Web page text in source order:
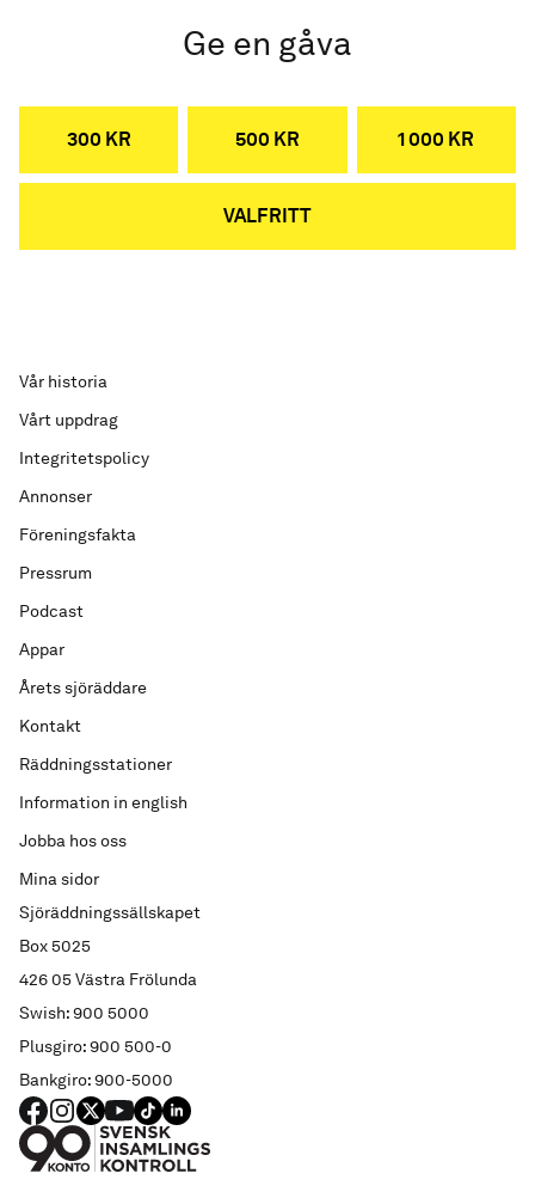
Ge en gåva
300 KR 500 KR 1 000 KR
VALFRITT
Sjöräddningssällskapet
Box 5025
426 05 Västra Frölunda
Swish: 900 5000
Plusgiro: 900 500-0
Bankgiro: 900-5000
Vår historia
Vårt uppdrag
Integritetspolicy
Annonser
Föreningsfakta
Pressrum
Podcast
Appar
Årets sjöräddare
Kontakt
Räddningsstationer
Information in english
Jobba hos oss
Mina sidor
FACEBOOK
Instagram
X YouTube
TIKTOKLINKED IN